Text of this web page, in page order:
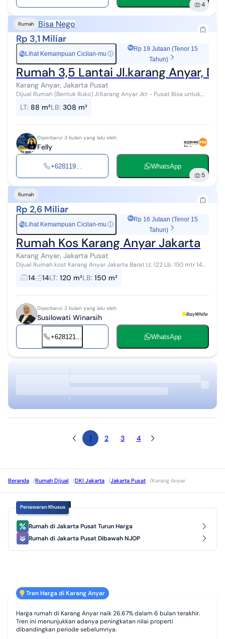
4
Rumah Bisa Nego
Rp 3,1 Miliar
Rp Lihat Kemampuan Cicilan-mu ⓘ
Rp 19 Jutaan (Tenor 15
Tahun)
Rumah 3,5 Lantai Jl.karang Anyar,
Karang Anyar, Jakarta Pusat
Dijual Rumah (Bentuk Ruko) Jl.Karang Anyar Jkt - Pusat Bisa untuk
(5,5 x 16...
LT: 88 m²LB: 308 m²
Diperbarui 3 bulan yang lalu oleh
Felly
+628119... WhatsApp
5
Rumah
Rp 2,6 Miliar
Rp Lihat Kemampuan Cicilan-mu ⓘ
Rp 16 Jutaan (Tenor 15
Tahun)
Rumah Kos Karang Anyar Jakarta
Karang Anyar, Jakarta Pusat
Dijual Rumah kost Karang Anyar Jakarta Barat Lt. 122 Lb. 150 mtr 14
14 14LT: 120 m²LB: 150 m²
Diperbarui 2 bulan yang lalu oleh
Susilowati Winarsih
+628121... WhatsApp
1 2 3 4
Beranda /Rumah Dijual /DKI Jakarta /Jakarta Pusat /Karang Anyar
Penawaran Khusus
Rumah di Jakarta Pusat Turun Harga
Rumah di Jakarta Pusat Dibawah NJOP
Tren Harga di Karang Anyar
Harga rumah di Karang Anyar naik 26.67% dalam 6 bulan terakhir.
Tren ini menunjukkan adanya peningkatan nilai properti
dibandingkan periode sebelumnya.